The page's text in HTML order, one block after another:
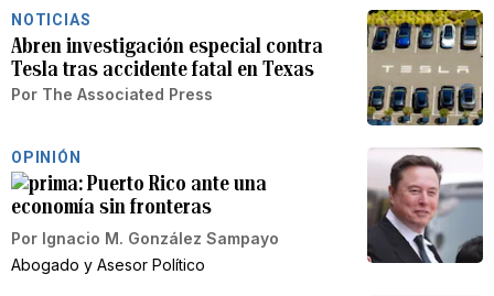
NOTICIAS
Abren investigación especial contra
Tesla tras accidente fatal en Texas
Por The Associated Press
OPINIÓN
Puerto Rico ante una
economía sin fronteras
Por Ignacio M. González Sampayo
Abogado y Asesor Político